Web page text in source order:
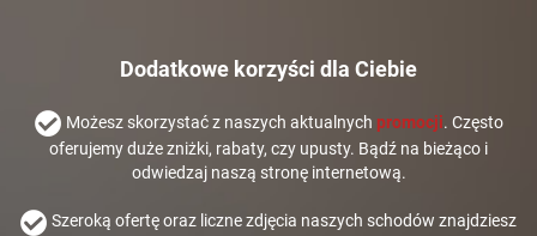
Dodatkowe korzyści dla Ciebie
Możesz skorzystać z naszych aktualnych promocji. Często
oferujemy duże zniżki, rabaty, czy upusty. Bądź na bieżąco i
odwiedzaj naszą stronę internetową.
Szeroką ofertę oraz liczne zdjęcia naszych schodów znajdziesz